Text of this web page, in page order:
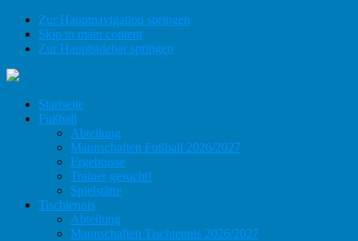
Zur Hauptnavigation springen
Skip to main content
Zur Hauptsidebar springen
Startseite
Fußball
Abteilung
Mannschaften Fußball 2026/2027
Ergebnisse
Trainer gesucht!
Spielstätte
Tischtennis
Abteilung
Mannschaften Tischtennis 2026/2027